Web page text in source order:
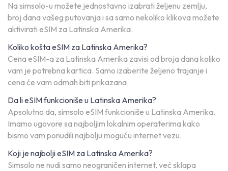
Na simsolo-u možete jednostavno izabrati željenu zemlju,
broj dana vašeg putovanja i sa samo nekoliko klikova možete
aktivirati eSIM za Latinska Amerika.
Koliko košta eSIM za Latinska Amerika?
Cena eSIM-a za Latinska Amerika zavisi od broja dana koliko
vam je potrebna kartica. Samo izaberite željeno trajanje i
cena će vam odmah biti prikazana.
Da li eSIM funkcioniše u Latinska Amerika?
Apsolutno da, simsolo eSIM funkcioniše u Latinska Amerika.
Imamo ugovore sa najboljim lokalnim operaterima kako
bismo vam ponudili najbolju moguću internet vezu.
Koji je najbolji eSIM za Latinska Amerika?
Simsolo ne nudi samo neograničen internet, već sklapa